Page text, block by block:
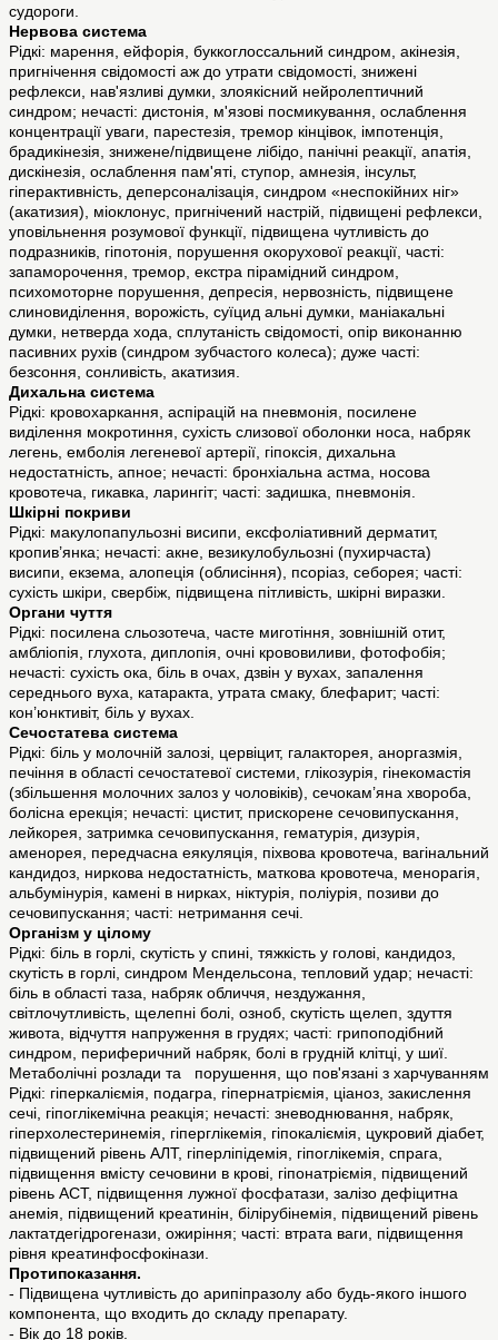
судороги.
Нервова система
Рідкі: марення, ейфорія, буккоглоссальний синдром, акінезія,
пригнічення свідомості аж до утрати свідомості, знижені
рефлекси, нав'язливі думки, злоякісний нейролептичний
синдром; нечасті: дистонія, м'язові посмикування, ослаблення
концентрації уваги, парестезія, тремор кінцівок, імпотенція,
брадикінезія, знижене/підвищене лібідо, панічні реакції, апатія,
дискінезія, ослаблення пам'яті, ступор, амнезія, інсульт,
гіперактивність, деперсоналізація, синдром «неспокійних ніг»
(акатизия), міоклонус, пригнічений настрій, підвищені рефлекси,
уповільнення розумової функції, підвищена чутливість до
подразників, гіпотонія, порушення окорухової реакції, часті:
запаморочення, тремор, екстра пірамідний синдром,
психомоторне порушення, депресія, нервозність, підвищене
слиновиділення, ворожість, суїцид альні думки, маніакальні
думки, нетверда хода, сплутаність свідомості, опір виконанню
пасивних рухів (синдром зубчастого колеса); дуже часті:
безсоння, сонливість, акатизия.
Дихальна система
Рідкі: кровохаркання, аспірацій на пневмонія, посилене
виділення мокротиння, сухість слизової оболонки носа, набряк
легень, емболія легеневої артерії, гіпоксія, дихальна
недостатність, апное; нечасті: бронхіальна астма, носова
кровотеча, гикавка, ларингіт; часті: задишка, пневмонія.
Шкірні покриви
Рідкі: макулопапульозні висипи, ексфоліативний дерматит,
кропив’янка; нечасті: акне, везикулобульозні (пухирчаста)
висипи, екзема, алопеція (облисіння), псоріаз, себорея; часті:
сухість шкіри, свербіж, підвищена пітливість, шкірні виразки.
Органи чуття
Рідкі: посилена сльозотеча, часте миготіння, зовнішній отит,
амбліопія, глухота, диплопія, очні крововиливи, фотофобія;
нечасті: сухість ока, біль в очах, дзвін у вухах, запалення
середнього вуха, катаракта, утрата смаку, блефарит; часті:
кон’юнктивіт, біль у вухах.
Сечостатева система
Рідкі: біль у молочній залозі, цервіцит, галакторея, аноргазмія,
печіння в області сечостатевої системи, глікозурія, гінекомастія
(збільшення молочних залоз у чоловіків), сечокам’яна хвороба,
болісна ерекція; нечасті: цистит, прискорене сечовипускання,
лейкорея, затримка сечовипускання, гематурія, дизурія,
аменорея, передчасна еякуляція, піхвова кровотеча, вагінальний
кандидоз, ниркова недостатність, маткова кровотеча, менорагія,
альбумінурія, камені в нирках, ніктурія, поліурія, позиви до
сечовипускання; часті: нетримання сечі.
Організм у цілому
Рідкі: біль в горлі, скутість у спині, тяжкість у голові, кандидоз,
скутість в горлі, синдром Мендельсона, тепловий удар; нечасті:
біль в області таза, набряк обличчя, нездужання,
світлочутливість, щелепні болі, озноб, скутість щелеп, здуття
живота, відчуття напруження в грудях; часті: грипоподібний
синдром, периферичний набряк, болі в грудній клітці, у шиї.
Метаболічні розлади та порушення, що пов'язані з харчуванням
Рідкі: гіперкаліємія, подагра, гіпернатріємія, ціаноз, закислення
сечі, гіпоглікемічна реакція; нечасті: зневоднювання, набряк,
гіперхолестеринемія, гіперглікемія, гіпокаліємія, цукровий діабет,
підвищений рівень АЛТ, гіперліпідемія, гіпоглікемія, спрага,
підвищення вмісту сечовини в крові, гіпонатріємія, підвищений
рівень АСТ, підвищення лужної фосфатази, залізо дефіцитна
анемія, підвищений креатинін, білірубінемія, підвищений рівень
лактатдегідрогенази, ожиріння; часті: втрата ваги, підвищення
рівня креатинфосфокінази.
Протипоказання.
- Підвищена чутливість до арипіпразолу або будь-якого іншого
компонента, що входить до складу препарату.
- Вік до 18 років.